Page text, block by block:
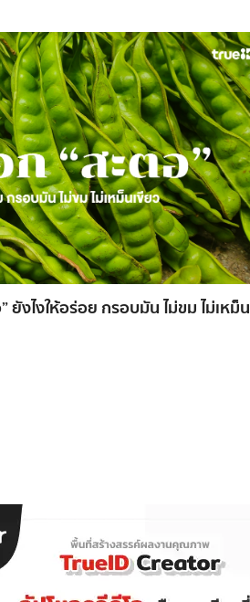
ยังไงให้อร่อย กรอบมัน ไม่ขม ไม่เหม็น